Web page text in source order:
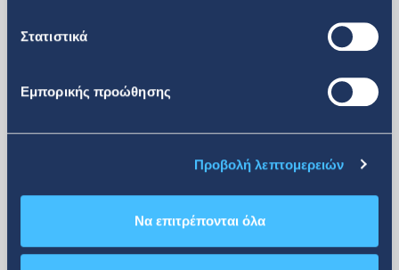
Στατιστικά
Εμπορικής προώθησης
Προβολή λεπτομερειών
Να επιτρέπονται όλα